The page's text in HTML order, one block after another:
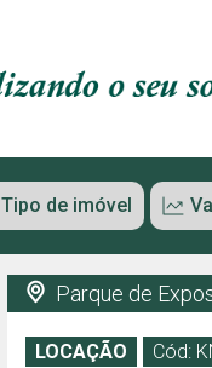
Tipo de imóvel
Parque de
LOCAÇÃO Cód: